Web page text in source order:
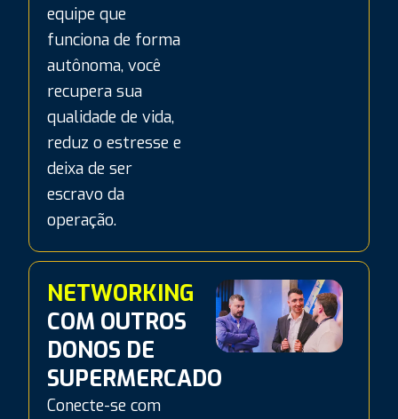
equipe que
funciona de forma
autônoma, você
recupera sua
qualidade de vida,
reduz o estresse e
deixa de ser
escravo da
operação.
NETWORKING
COM OUTROS
DONOS DE
SUPERMERCADO
Conecte-se com